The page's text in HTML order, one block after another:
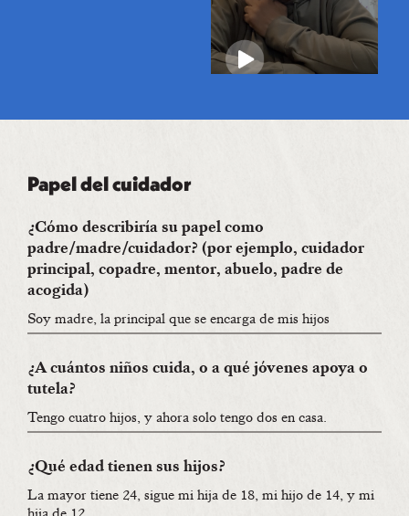
Papel del cuidador
¿Cómo describiría su papel como
padre/madre/cuidador? (por ejemplo, cuidador
principal, copadre, mentor, abuelo, padre de
acogida)
Soy madre, la principal que se encarga de mis hijos
¿A cuántos niños cuida, o a qué jóvenes apoya o
tutela?
Tengo cuatro hijos, y ahora solo tengo dos en casa.
¿Qué edad tienen sus hijos?
La mayor tiene 24, sigue mi hija de 18, mi hijo de 14, y mi